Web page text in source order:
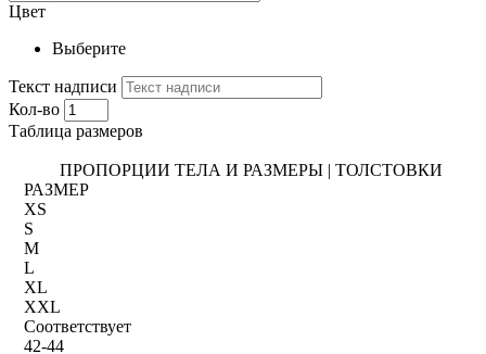
Цвет
Выберите
Текст надписи
Кол-во
Таблица размеров
ПРОПОРЦИИ ТЕЛА И РАЗМЕРЫ | ТОЛСТОВКИ
РАЗМЕР
XS
S
M
L
XL
XXL
Соответствует
42-44